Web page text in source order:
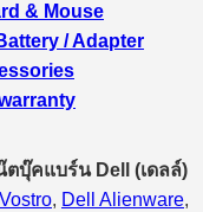
& Mouse
/ Adapter
บุ๊คแบร์น Dell (เดลล์)
, Dell Alienware,